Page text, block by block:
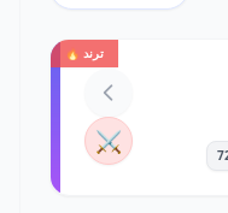
ترند 🔥
⚔️